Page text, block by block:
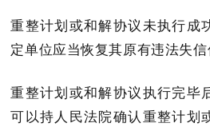
重整计划或和解协议未执行成
定单位应当恢复其原有违法失信
重整计划或和解协议执行完毕
可以持人民法院确认重整计划